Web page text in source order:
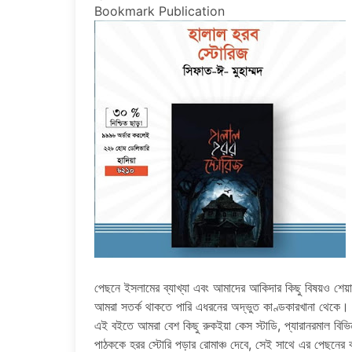
Bookmark Publication
পেছনে ইসলামের ব্যাখ্যা এবং আমাদের আকিদার কিছু বিষয়ও
আমরা সতর্ক থাকতে পারি এধরনের অদ্ভুত কাণ্ডকারখানা থেকে।
এই বইতে আমরা বেশ কিছু রুকইয়া কেস স্টাডি, প্যারানরমাল
পাঠককে হরর স্টোরি পড়ার রোমাঞ্চ দেবে, সেই সাথে এর